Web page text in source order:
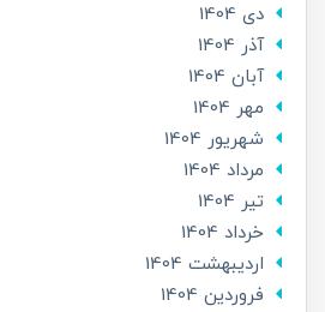
دی 1404
آذر 1404
آبان 1404
مهر 1404
شهریور 1404
مرداد 1404
تير 1404
خرداد 1404
ارديبهشت 1404
فروردین 1404